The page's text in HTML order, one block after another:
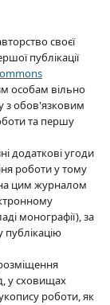
своєї
публікації
особам вільно
з обов'язковим
та першу
додаткові угоди
роботи у тому
цим журналом
монографії), за
у сховищах
роботи, як